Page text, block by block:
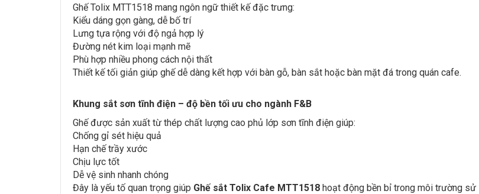
Ghế Tolix MTT1518 mang ngôn ngữ thiết kế đặc trưng:
Kiểu dáng gọn gàng, dễ bố trí
Lưng tựa rộng với độ ngả hợp lý
Đường nét kim loại mạnh mẽ
Phù hợp nhiều phong cách nội thất
Thiết kế tối giản giúp ghế dễ dàng kết hợp với bàn gỗ, bàn sắt hoặc bàn mặt đá trong quán cafe.
Khung sắt sơn tĩnh điện – độ bền tối ưu cho ngành F&B
Ghế được sản xuất từ thép chất lượng cao phủ lớp sơn tĩnh điện giúp:
Chống gỉ sét hiệu quả
Hạn chế trầy xước
Chịu lực tốt
Dễ vệ sinh nhanh chóng
Đây là yếu tố quan trọng giúp Ghế sắt Tolix Cafe MTT1518 hoạt động bền bỉ trong môi trường sử